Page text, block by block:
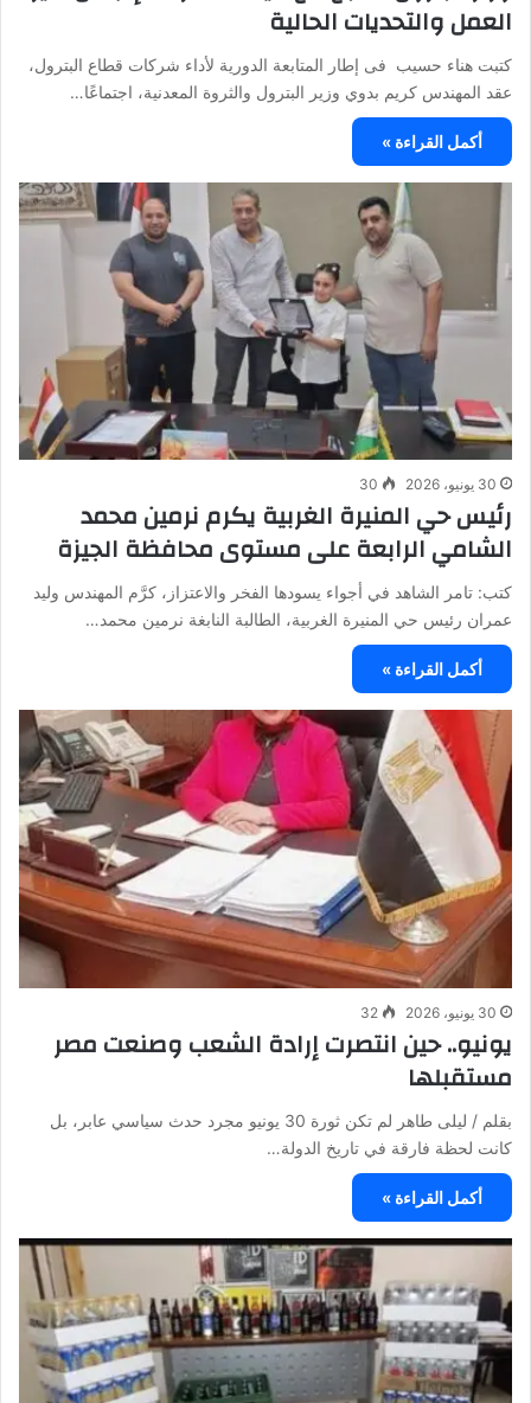
العمل والتحديات الحالية
كتبت هناء حسيب فى إطار المتابعة الدورية لأداء شركات قطاع البترول،
عقد المهندس كريم بدوي وزير البترول والثروة المعدنية، اجتماعًا…
أكمل القراءة »
30 يونيو، 2026 30
رئيس حي المنيرة الغربية يكرم نرمين محمد
الشامي الرابعة على مستوى محافظة الجيزة
كتب: تامر الشاهد في أجواء يسودها الفخر والاعتزاز، كرَّم المهندس وليد
عمران رئيس حي المنيرة الغربية، الطالبة النابغة نرمين محمد…
أكمل القراءة »
30 يونيو، 2026 32
يونيو.. حين انتصرت إرادة الشعب وصنعت مصر
مستقبلها
بقلم / ليلى طاهر لم تكن ثورة 30 يونيو مجرد حدث سياسي عابر، بل
كانت لحظة فارقة في تاريخ الدولة…
أكمل القراءة »